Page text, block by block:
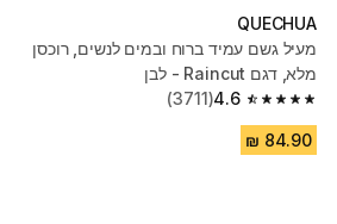
QUECHUA
מעיל גשם עמיד ברוח ובמים לנשים, רוכסן
מלא, דגם Raincut - לבן
4.6
4.6 out of 5 stars from 3711 reviews
(3711)